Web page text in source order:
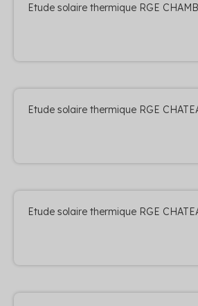
Etude solaire thermique RGE
Etude solaire thermique RGE
Etude solaire thermique RGE